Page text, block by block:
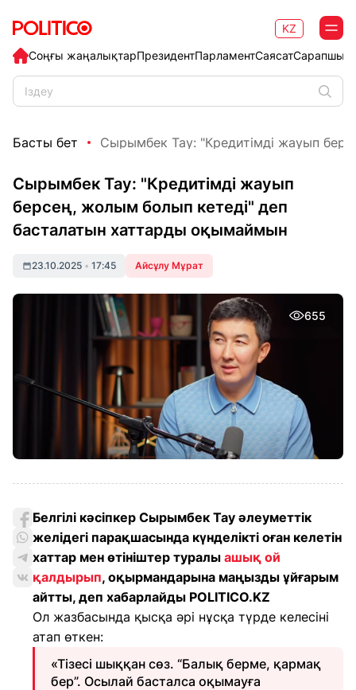
Соңғы жаңалықтарПрезидентПарламентСаясат
KZ
Басты бет Сырымбек Тау: "Кредитімді жауып
Сырымбек Тау: "Кредитімді жауып
берсең, жолым болып кетеді" деп
басталатын хаттарды оқымаймын
23.10.2025 • 17:45 Айсұлу Мұрат
655
Белгілі кәсіпкер Сырымбек Тау әлеуметтік
желідегі парақшасында күнделікті оған келетін
хаттар мен өтініштер туралы ашық ой
қалдырып, оқырмандарына маңызды ұйғарым
айтты, деп хабарлайды POLITICO.KZ
Ол жазбасында қысқа әрі нұсқа түрде келесіні
атап өткен:
«Тізесі шыққан сөз. “Балық берме, қармақ
бер”. Осылай басталса оқымауға